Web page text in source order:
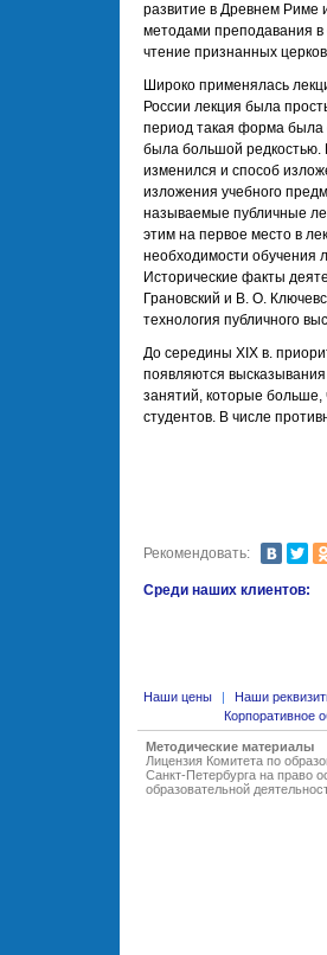
развитие в Древнем Риме
методами преподавания в
чтение признанных
Широко применялась
России лекция была
период такая форма была
была большой редкостью.
изменился и способ
изложения учебного
называемые публичные
этим на первое место в
необходимости обучения
Исторические факты
Грановский и В. О.
технология публичного
До середины XIX в.
появляются
занятий, которые больше,
студентов. В числе
Рекомендовать:
Среди наших клиентов:
Наши цены | Наши
Корпоративное
Методические материалы
Лицензия Комитета по
Санкт-Петербурга на право
образовательной